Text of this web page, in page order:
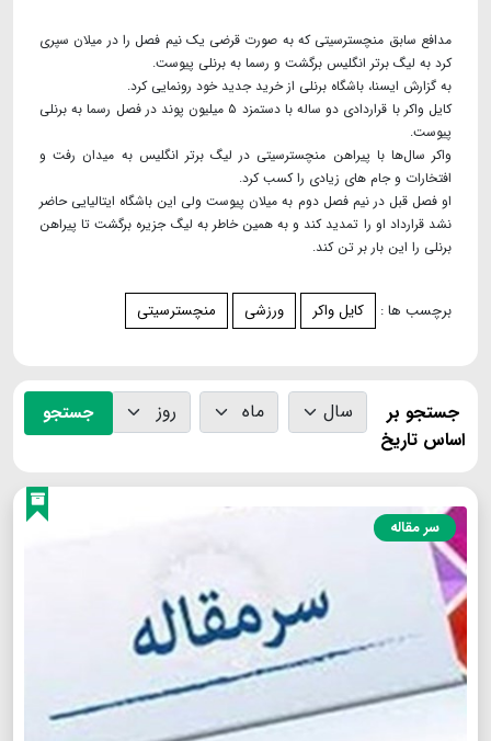
مدافع سابق منچسترسیتی که به صورت قرضی یک نیم فصل را در میلان سپری
کرد به لیگ برتر انگلیس برگشت و رسما به برنلی پیوست.
به گزارش ایسنا، باشگاه برنلی از خرید جدید خود رونمایی کرد.
کایل واکر با قراردادی دو ساله با دستمزد ۵ میلیون پوند در فصل رسما به برنلی
پیوست.
واکر سال‌ها با پیراهن منچسترسیتی در لیگ برتر انگلیس به میدان رفت و
افتخارات و جام های زیادی را کسب کرد.
او فصل قبل در نیم فصل دوم به میلان پیوست ولی این باشگاه ایتالیایی حاضر
نشد قرارداد او را تمدید کند و به همین خاطر به لیگ جزیره برگشت تا پیراهن
برنلی را این بار بر تن کند.
برچسب ها : کایل واکر ورزشی منچسترسیتی
جستجو بر
اساس تاریخ
جستجو
سر مقاله